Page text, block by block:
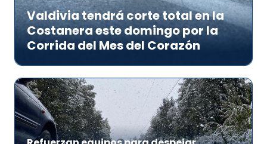
Valdivia tendrá corte total en la
Costanera este domingo por la
Corrida del Mes del Corazón